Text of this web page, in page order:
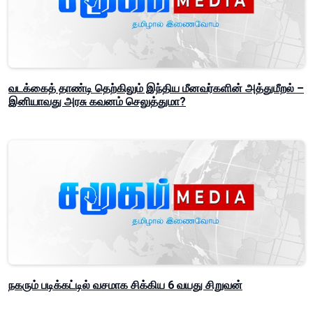
வடக்கைத் தாண்டி தெற்கிலும் இந்திய மீனவர்களின் அத்துமீறல் –
இனியாவது அரசு கவனம் செலுத்துமா?
நகரும் படிக்கட்டில் வசமாக சிக்கிய 6 வயது சிறுவன்